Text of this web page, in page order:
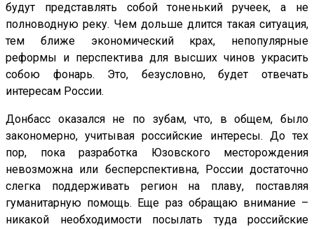
будут представлять собой тоненький ручеек, а не
полноводную реку. Чем дольше длится такая ситуация,
тем ближе экономический крах, непопулярные
реформы и перспектива для высших чинов украсить
собою фонарь. Это, безусловно, будет отвечать
интересам России.
Донбасс оказался не по зубам, что, в общем, было
закономерно, учитывая российские интересы. До тех
пор, пока разработка Юзовского месторождения
невозможна или бесперспективна, России достаточно
слегка поддерживать регион на плаву, поставляя
гуманитарную помощь. Еще раз обращаю внимание –
никакой необходимости посылать туда российские